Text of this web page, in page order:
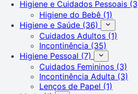
Higiene e Cuidados Pessoais
Higiene do Bebê (1)
Higiene e Saúde (36)
Cuidados Adultos (1)
Incontinência (35)
Higiene Pessoal (7)
Cuidados Femininos (3)
Incontinência Adulta (3)
Lenços de Papel (1)